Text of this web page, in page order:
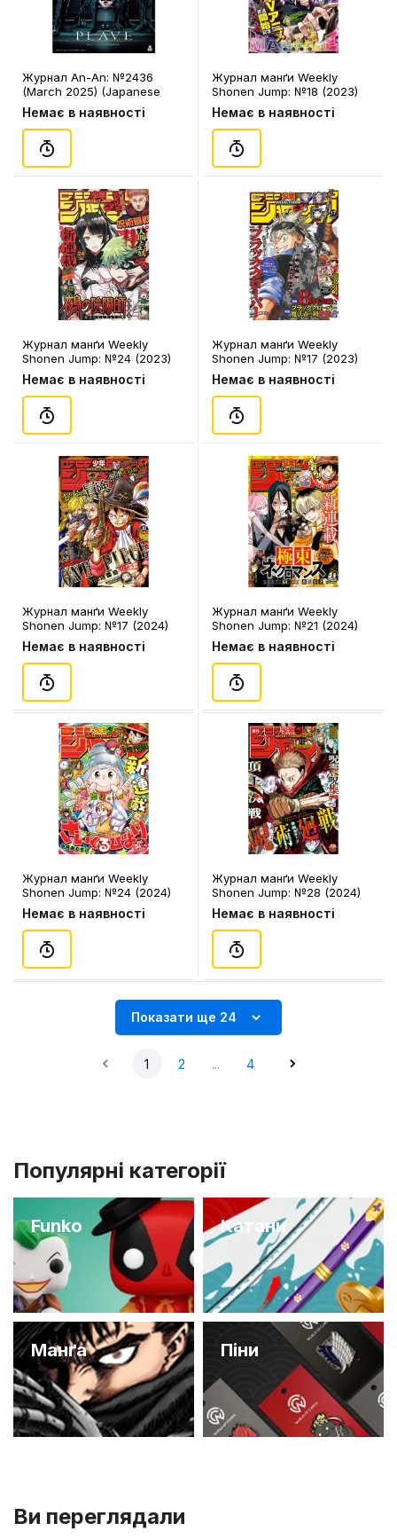
Журнал An-An: №2436
(March 2025) (Japanese
Edition), (860354)
Немає в наявності
Журнал манґи Weekly
Shonen Jump: №18 (2023)
(Japanese Edition), (330435)
Немає в наявності
Журнал манґи Weekly
Shonen Jump: №24 (2023)
(Japanese Edition), (350532)
Немає в наявності
Журнал манґи Weekly
Shonen Jump: №17 (2023)
(Japanese Edition), (320436)
Немає в наявності
Журнал манґи Weekly
Shonen Jump: №17 (2024)
(Japanese Edition), (320443)
Немає в наявності
Журнал манґи Weekly
Shonen Jump: №21 (2024)
(Japanese Edition), (310543)
Немає в наявності
Журнал манґи Weekly
Shonen Jump: №24 (2024)
(Japanese Edition), (340540)
Немає в наявності
Журнал манґи Weekly
Shonen Jump: №28 (2024)
(Japanese Edition), (340649)
Немає в наявності
Показати ще 24
1 2 ... 4
Популярні категорії
Funko Катани
Манґа Піни
Ви переглядали